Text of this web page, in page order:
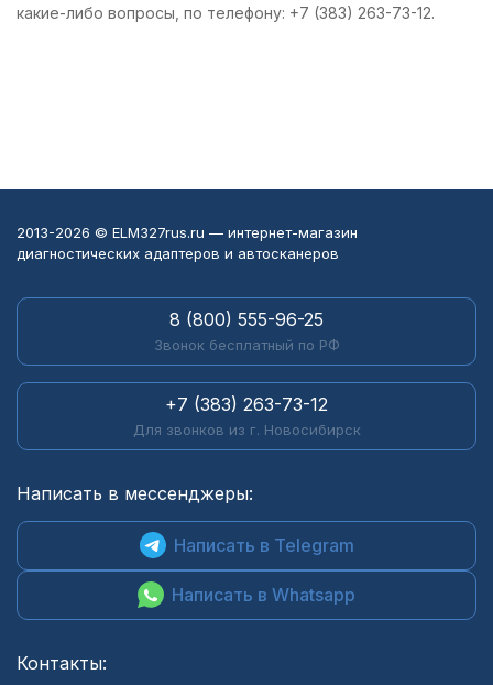
какие-либо вопросы, по телефону: +7 (383) 263-73-12.
2013-2026 © ELM327rus.ru — интернет-магазин
диагностических адаптеров и автосканеров
8 (800) 555-96-25
Звонок бесплатный по РФ
+7 (383) 263-73-12
Для звонков из г. Новосибирск
Написать в мессенджеры:
Написать в Telegram
Написать в Whatsapp
Контакты: